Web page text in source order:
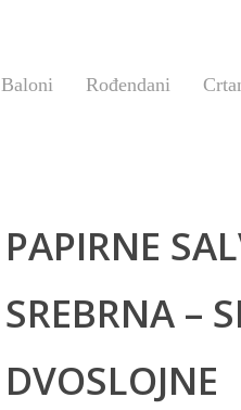
Baloni Rođendani
PAPIRNE
SREBRNA –
DVOSLOJNE